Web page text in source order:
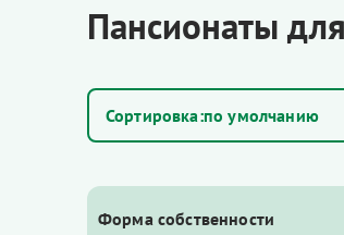
Пансионаты
по умолчанию
Форма собственности